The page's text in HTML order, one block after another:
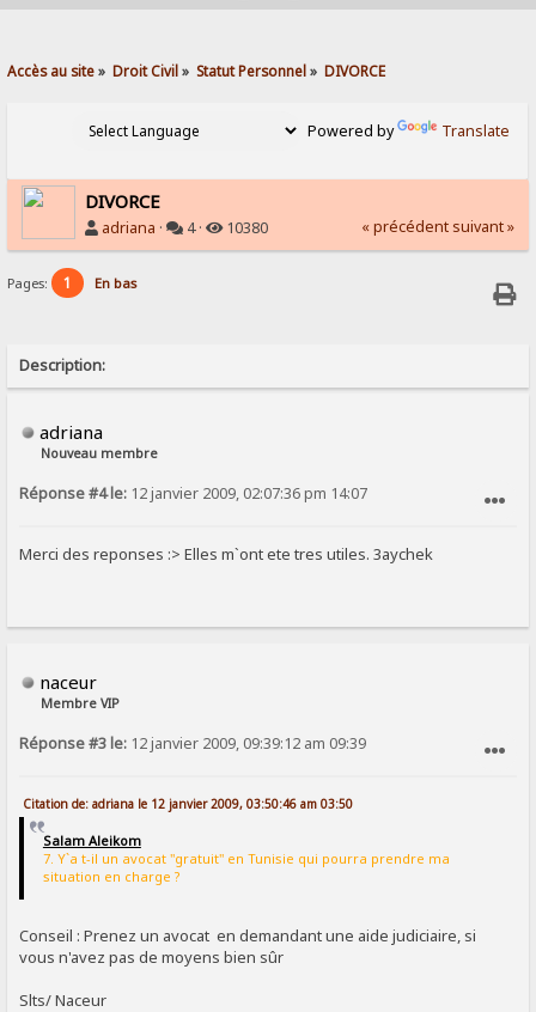
Accès au site» Droit Civil» Statut Personnel» DIVORCE
Powered by Translate
DIVORCE
adriana · 4 · 10380 « précédent suivant »
Pages: 1 En bas
Description:
adriana
Nouveau membre
Réponse #4 le: 12 janvier 2009, 02:07:36 pm 14:07
Merci des reponses :> Elles m`ont ete tres utiles. 3aychek
naceur
Membre VIP
Réponse #3 le: 12 janvier 2009, 09:39:12 am 09:39
Citation de: adriana le 12 janvier 2009, 03:50:46 am 03:50
Salam Aleikom
7. Y`a t-il un avocat "gratuit" en Tunisie qui pourra prendre ma
situation en charge ?
Conseil : Prenez un avocat en demandant une aide judiciaire, si
vous n'avez pas de moyens bien sûr
Slts/ Naceur